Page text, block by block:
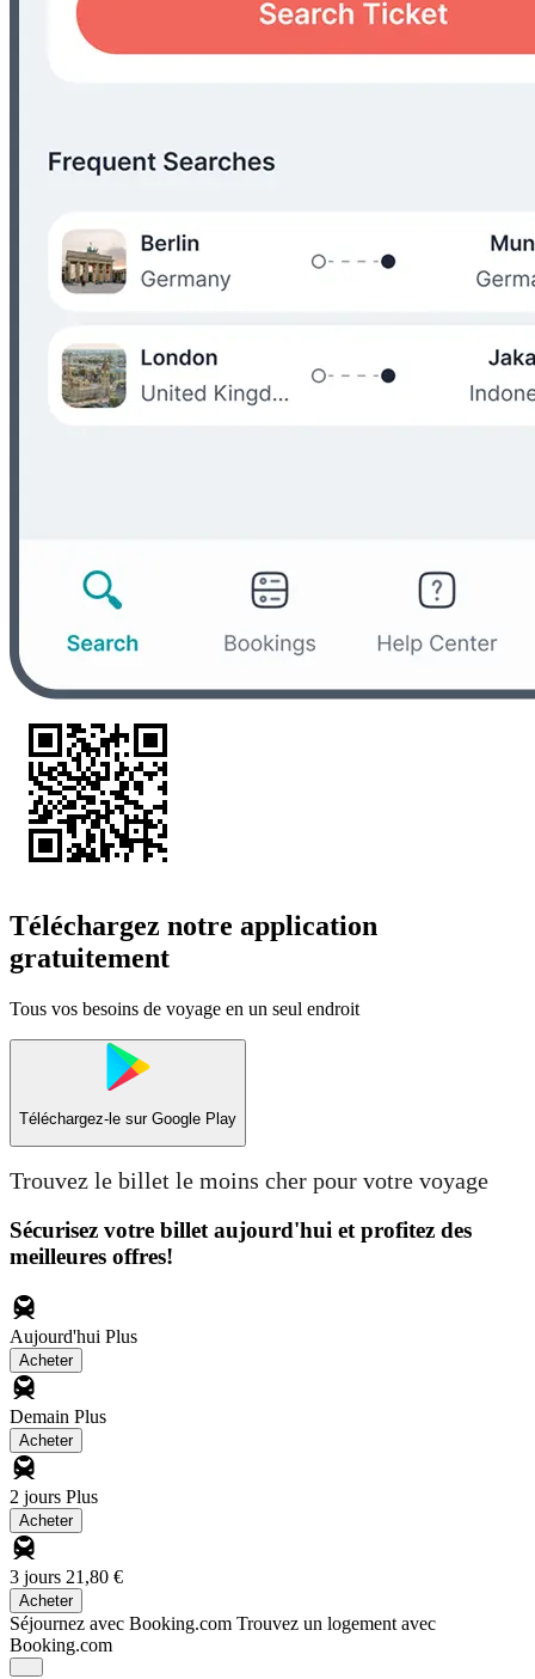
Téléchargez notre application
gratuitement
Tous vos besoins de voyage en un seul endroit
Téléchargez-le sur Google Play
Trouvez le billet le moins cher pour votre voyage
Sécurisez votre billet aujourd'hui et profitez des
meilleures offres!
Aujourd'hui Plus
Acheter
Demain Plus
Acheter
2 jours Plus
Acheter
3 jours 21,80 €
Acheter
Séjournez avec Booking.com Trouvez un logement avec
Booking.com